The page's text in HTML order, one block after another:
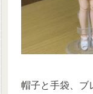
帽子と手袋、ブ